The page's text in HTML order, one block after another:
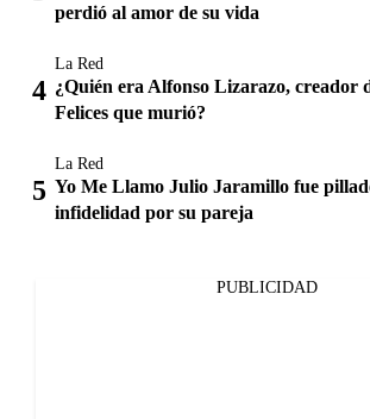
perdió al amor de su vida
La Red
¿Quién era Alfonso Lizarazo, creador
Felices que murió?
La Red
Yo Me Llamo Julio Jaramillo fue
infidelidad por su pareja
PUBLICIDAD